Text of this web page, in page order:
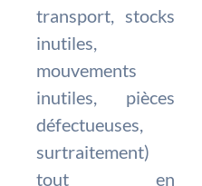
transport, stocks
inutiles,
mouvements
inutiles, pièces
défectueuses,
surtraitement)
tout en